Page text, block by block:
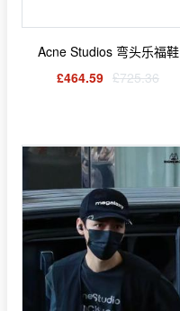
Acne Studios 弯头乐福鞋
£464.59 £725.36